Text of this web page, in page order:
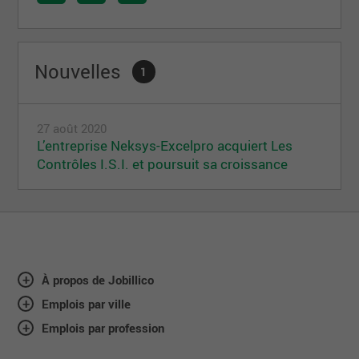
Nouvelles 1
27 août 2020
L’entreprise Neksys-Excelpro acquiert Les
Contrôles I.S.I. et poursuit sa croissance
À propos de Jobillico
Emplois par ville
Emplois par profession